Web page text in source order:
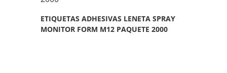
ETIQUETAS ADHESIVAS LENETA SPRAY
MONITOR FORM M12 PAQUETE 2000